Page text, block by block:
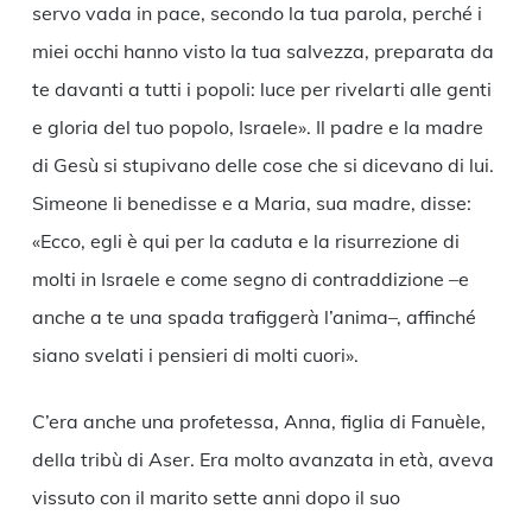
servo vada in pace, secondo la tua parola, perché i
miei occhi hanno visto la tua salvezza, preparata da
te davanti a tutti i popoli: luce per rivelarti alle genti
e gloria del tuo popolo, Israele». Il padre e la madre
di Gesù si stupivano delle cose che si dicevano di lui.
Simeone li benedisse e a Maria, sua madre, disse:
«Ecco, egli è qui per la caduta e la risurrezione di
molti in Israele e come segno di contraddizione –e
anche a te una spada trafiggerà l’anima–, affinché
siano svelati i pensieri di molti cuori».
C’era anche una profetessa, Anna, figlia di Fanuèle,
della tribù di Aser. Era molto avanzata in età, aveva
vissuto con il marito sette anni dopo il suo